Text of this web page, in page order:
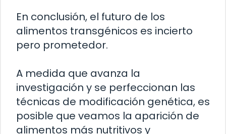
En conclusión, el futuro de los
alimentos transgénicos es incierto
pero prometedor.
A medida que avanza la
investigación y se perfeccionan las
técnicas de modificación genética, es
posible que veamos la aparición de
alimentos más nutritivos y